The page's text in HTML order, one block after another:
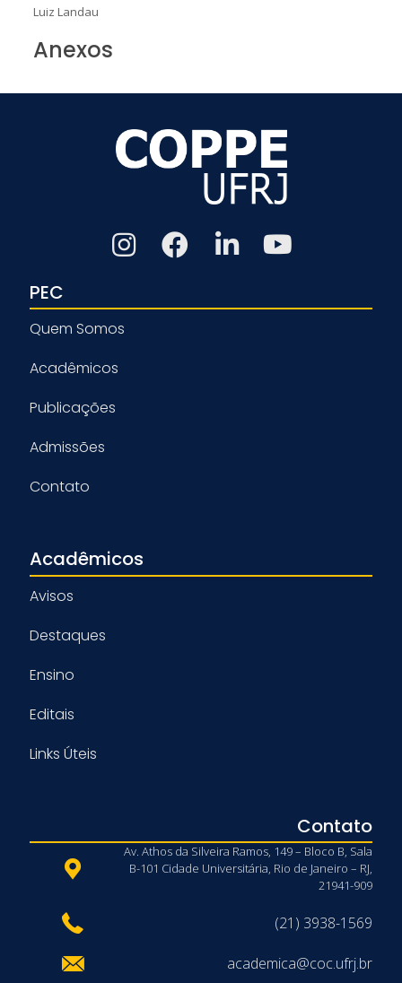
Luiz Landau
Anexos
PEC
Quem Somos
Acadêmicos
Publicações
Admissões
Contato
Acadêmicos
Avisos
Destaques
Ensino
Editais
Links Úteis
Contato
Av. Athos da Silveira Ramos, 149 – Bloco B, Sala
B-101 Cidade Universitária, Rio de Janeiro – RJ,
21941-909
(21) 3938-1569
academica@coc.ufrj.br